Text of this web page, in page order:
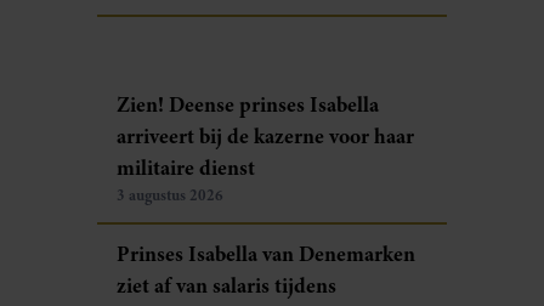
Zien! Deense prinses Isabella
arriveert bij de kazerne voor haar
militaire dienst
3 augustus 2026
Prinses Isabella van Denemarken
ziet af van salaris tijdens